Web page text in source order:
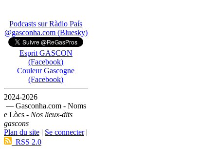
Podcasts sur Ràdio País
@gasconha.com (Bluesky)
Esprit GASCON
(Facebook)
Couleur Gascogne
(Facebook)
2024-2026
— Gasconha.com - Noms
e Lòcs - Nos lieux-dits
gascons
Plan du site | Se connecter|
RSS 2.0